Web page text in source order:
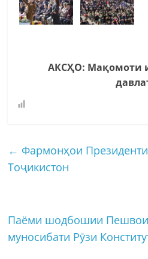
АКСҲО: Мақомоти
← Фармонҳои
Тоҷикистон
Паёми шодбошии Пешвои
муносибати Рӯзи